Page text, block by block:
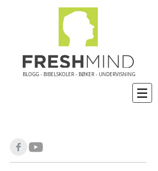
BLOGG - BIBELSKOLER - BØKER - UNDERVISNING